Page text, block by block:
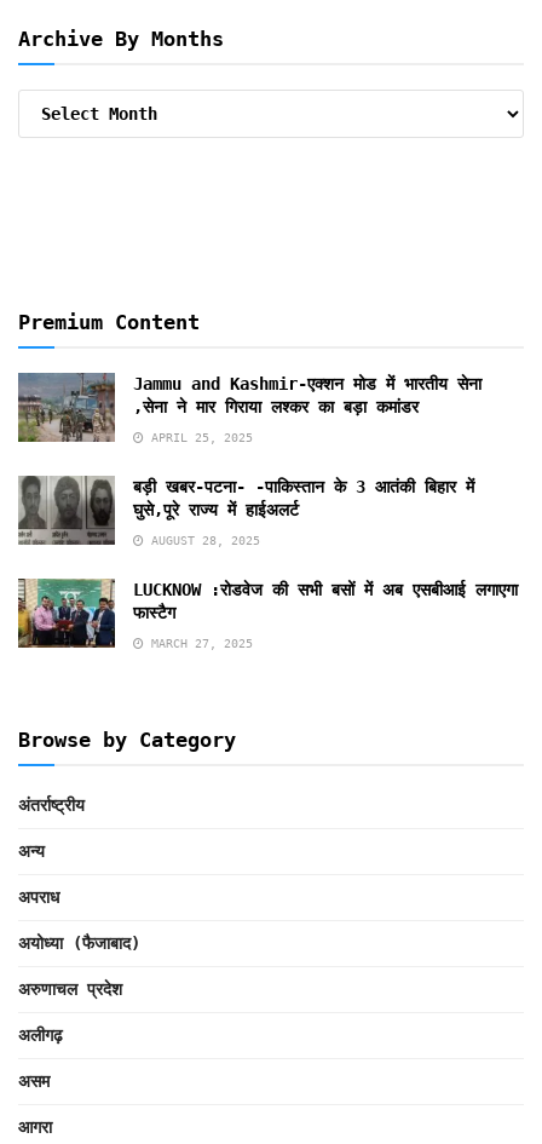
Archive By Months
Archive
Premium Content
Jammu and Kashmir-एक्शन मोड में भारतीय सेना
,सेना ने मार गिराया लश्कर का बड़ा कमांडर
APRIL 25, 2025
बड़ी खबर-पटना- -पाकिस्तान के 3 आतंकी बिहार में
घुसे,पूरे राज्य में हाईअलर्ट
AUGUST 28, 2025
LUCKNOW :रोडवेज की सभी बसों में अब एसबीआई लगाएगा
फास्टैग
MARCH 27, 2025
Browse by Category
अंतर्राष्ट्रीय
अन्य
अपराध
अयोध्या (फैजाबाद)
अरुणाचल प्रदेश
अलीगढ़
असम
आगरा